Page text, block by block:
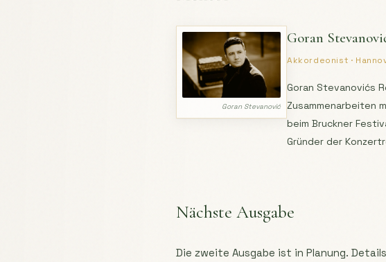
Goran Stevanović
Goran
Akkordeonist ·
Goran Stevanovićs
Zusammenarbeiten
beim Bruckner
Gründer der
Nächste Ausgabe
Die zweite Ausgabe ist in Planung.